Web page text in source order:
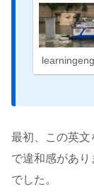
最初、この英文
で違和感があ
でした。